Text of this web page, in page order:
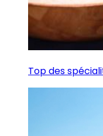
Top des